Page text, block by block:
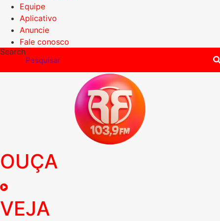
Equipe
Aplicativo
Anuncie
Fale conosco
Search
OUÇA
VEJA